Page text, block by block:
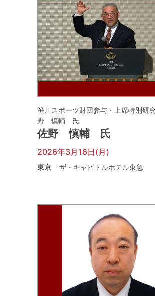
笹川スポーツ財団参与・上席特別
野 慎輔 氏
佐野 慎輔 氏
2026年3月16日(月)
東京 ザ・キャピトルホテル東急